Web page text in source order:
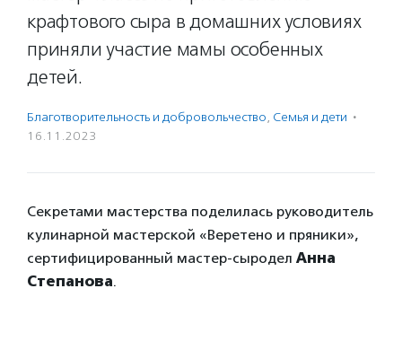
крафтового сыра в домашних условиях
приняли участие мамы особенных
детей.
Благотвори­тель­ность и доброволь­чест­во, Семья и дети ·
16.11.2023
Секретами мастерства поделилась руководитель
кулинарной мастерской «Веретено и пряники»,
сертифицированный мастер-сыродел Анна
Степанова.